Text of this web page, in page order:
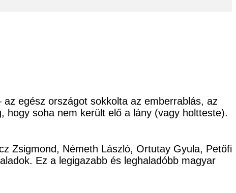
egész országot sokkolta az emberrablás, az
soha nem került elő a lány (vagy holtteste).
Zsigmond, Németh László, Ortutay Gyula, Petőfi
Ez a legigazabb és leghaladóbb magyar